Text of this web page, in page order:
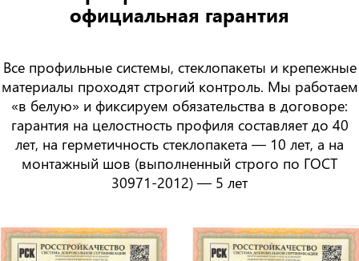
официальная гарантия
Все профильные системы, стеклопакеты и крепежные
материалы проходят строгий контроль. Мы работаем
«в белую» и фиксируем обязательства в договоре:
гарантия на целостность профиля составляетдо 40
лет, на герметичность стеклопакета — 10 лет, а на
монтажный шов (выполненный строго по ГОСТ
30971-2012) — 5 лет